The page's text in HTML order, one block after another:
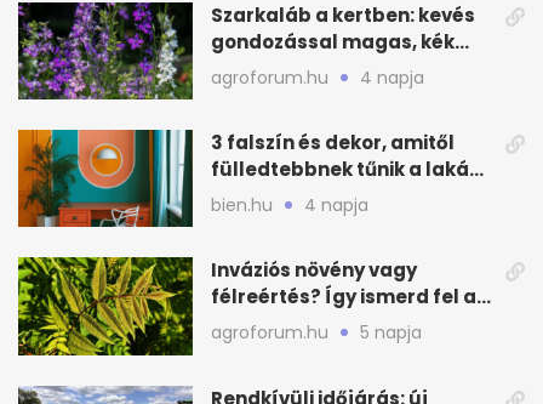
Szarkaláb a kertben: kevés
gondozással magas, kék
virágfalat ad
agroforum.hu 4 napja
3 falszín és dekor, amitől
fülledtebbnek tűnik a lakás
nyáron
bien.hu 4 napja
Inváziós növény vagy
félreértés? Így ismerd fel a
valódi kockázatot
agroforum.hu 5 napja
Rendkívüli időjárás: új